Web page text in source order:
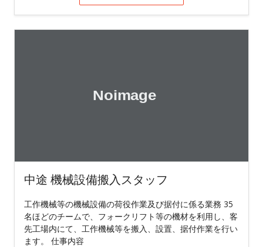
中途 機械設備搬入スタッフ
工作機械等の機械設備の荷役作業及び据付に係る業務 35
名ほどのチームで、フォークリフト等の機材を利用し、客
先工場内にて、工作機械等を搬入、設置、据付作業を行い
ます。 仕事内容